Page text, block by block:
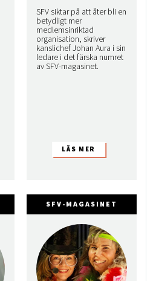
SFV siktar på att åter bli en
betydligt mer
medlemsinriktad
organisation, skriver
kanslichef Johan Aura i sin
ledare i det färska numret
av SFV-magasinet.
SFV-MAGASINET